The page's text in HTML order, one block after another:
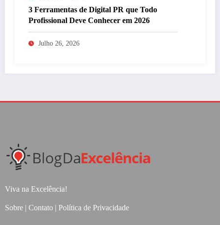
3 Ferramentas de Digital PR que Todo
Profissional Deve Conhecer em 2026
Julho 26, 2026
Viva na Excelência!
Sobre | Contato | Política de Privacidade